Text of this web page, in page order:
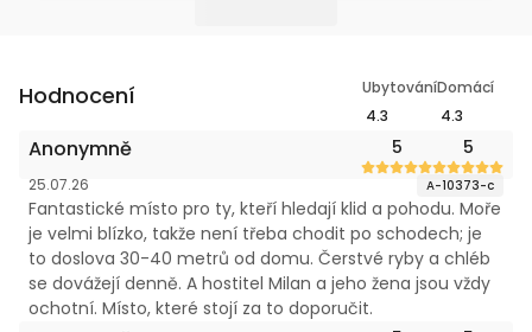
Hodnocení
Ubytování
4.3
Domácí
4.3
Anonymně 5 5
25.07.26 A-10373-c
Fantastické místo pro ty, kteří hledají klid a pohodu. Moře
je velmi blízko, takže není třeba chodit po schodech; je
to doslova 30-40 metrů od domu. Čerstvé ryby a chléb
se dovážejí denně. A hostitel Milan a jeho žena jsou vždy
ochotní. Místo, které stojí za to doporučit.